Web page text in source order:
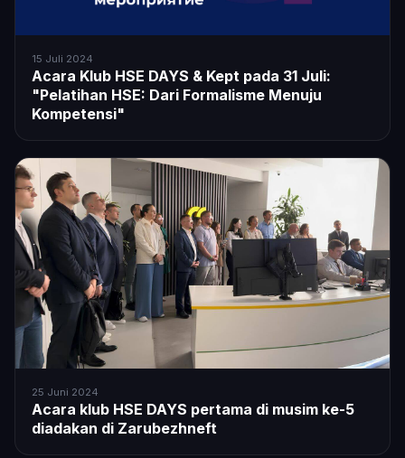
15 Juli 2024
Acara Klub HSE DAYS & Kept pada 31 Juli:
"Pelatihan HSE: Dari Formalisme Menuju
Kompetensi"
25 Juni 2024
Acara klub HSE DAYS pertama di musim ke-5
diadakan di Zarubezhneft